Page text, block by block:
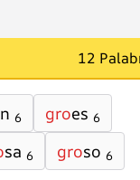
12
6 groes 6
sa 6 groso 6